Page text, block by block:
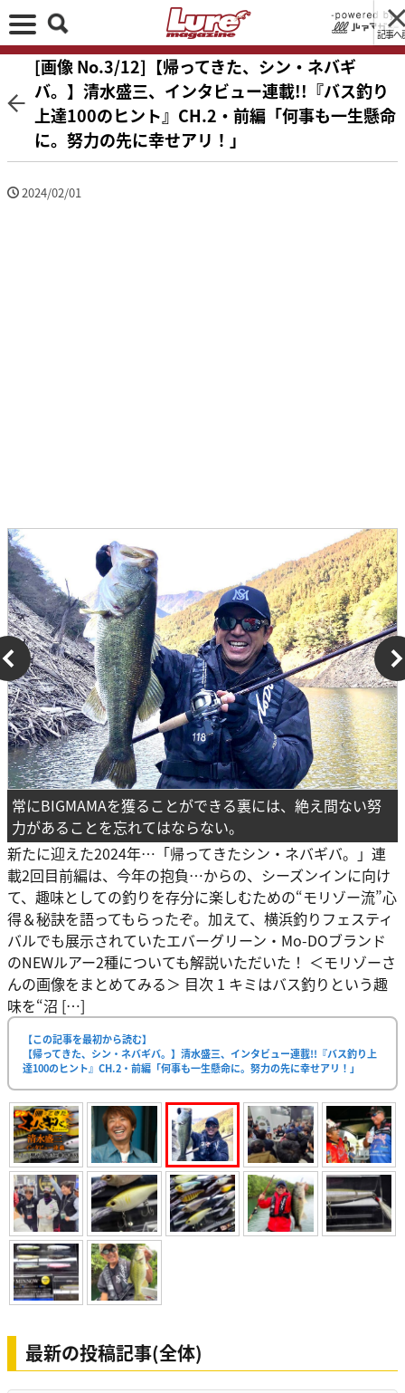
記事へ
[画像 No.3/12]【帰ってきた、シン・ネバギ
バ。】清水盛三、インタビュー連載!!『バス釣り
上達100のヒント』CH.2・前編「何事も一生懸命
に。努力の先に幸せアリ！」
2024/02/01
常にBIGMAMAを獲ることができる裏には、絶え間ない努
力があることを忘れてはならない。
新たに迎えた2024年…「帰ってきたシン・ネバギバ。」連
載2回目前編は、今年の抱負…からの、シーズンインに向け
て、趣味としての釣りを存分に楽しむための“モリゾー流”心
得＆秘訣を語ってもらったぞ。加えて、横浜釣りフェスティ
バルでも展示されていたエバーグリーン・Mo-DOブランド
のNEWルアー2種についても解説いただいた！ ＜モリゾーさ
んの画像をまとめてみる＞ 目次 1 キミはバス釣りという趣
味を“沼 […]
【この記事を最初から読む】
【帰ってきた、シン・ネバギバ。】清水盛三、インタビュー連載!!『バス釣り上
達100のヒント』CH.2・前編「何事も一生懸命に。努力の先に幸せアリ！」
最新の投稿記事(全体)